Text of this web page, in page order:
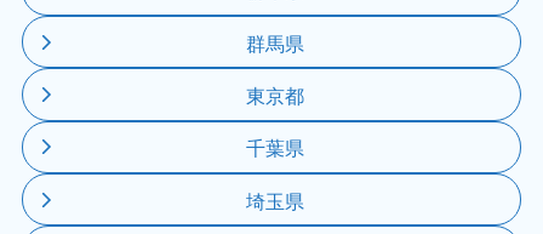
群馬県
東京都
千葉県
埼玉県